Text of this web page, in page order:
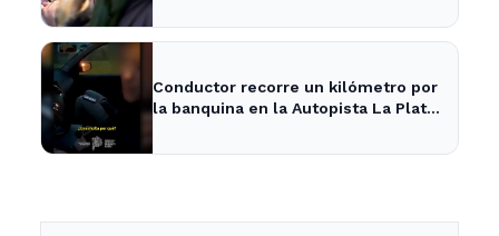
Conductor recorre un kilómetro por
la banquina en la Autopista La Plata-